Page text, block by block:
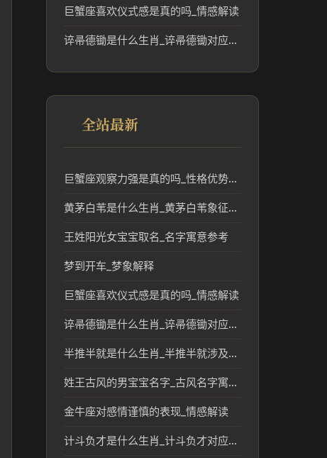
巨蟹座喜欢仪式感是真的吗_情感解读
谇帚德锄是什么生肖_谇帚德锄对应的生肖文化解读
全站最新
巨蟹座观察力强是真的吗_性格优势解析
黄茅白苇是什么生肖_黄茅白苇象征的生肖文化解读
王姓阳光女宝宝取名_名字寓意参考
梦到开车_梦象解释
巨蟹座喜欢仪式感是真的吗_情感解读
谇帚德锄是什么生肖_谇帚德锄对应的生肖文化解读
半推半就是什么生肖_半推半就涉及的生肖含义与文化解读
姓王古风的男宝宝名字_古风名字寓意解析
金牛座对感情谨慎的表现_情感解读
计斗负才是什么生肖_计斗负才对应的生肖及文化解读